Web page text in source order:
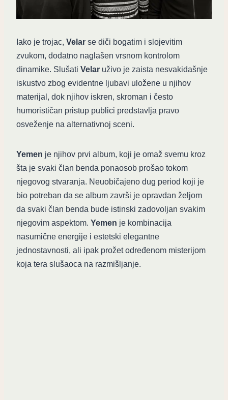
Iako je trojac, Velar se diči bogatim i slojevitim
zvukom, dodatno naglašen vrsnom kontrolom
dinamike. Slušati Velar uživo je zaista nesvakidašnje
iskustvo zbog evidentne ljubavi uložene u njihov
materijal, dok njihov iskren, skroman i često
humorističan pristup publici predstavlja pravo
osveženje na alternativnoj sceni.
Yemen je njihov prvi album, koji je omaž svemu kroz
šta je svaki član benda ponaosob prošao tokom
njegovog stvaranja. Neuobičajeno dug period koji je
bio potreban da se album završi je opravdan željom
da svaki član benda bude istinski zadovoljan svakim
njegovim aspektom. Yemen je kombinacija
nasumične energije i estetski elegantne
jednostavnosti, ali ipak prožet određenom misterijom
koja tera slušaoca na razmišljanje.